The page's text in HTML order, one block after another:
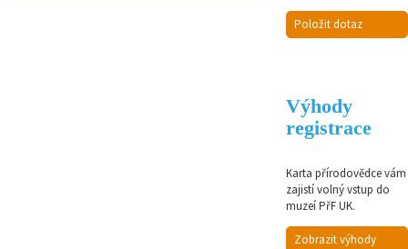
Položit dotaz
Výhody
registrace
Karta přírodovědce vám
zajistí volný vstup do
muzeí PřF UK.
Zobrazit výhody